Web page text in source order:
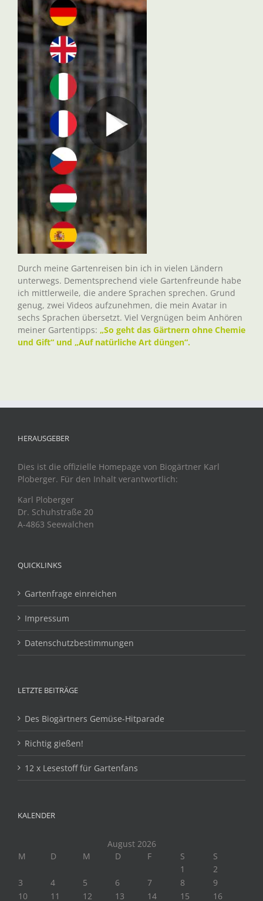
Durch meine Gartenreisen bin ich in vielen Ländern
unterwegs. Dementsprechend viele Gartenfreunde habe
ich mittlerweile, die andere Sprachen sprechen. Grund
genug, zwei Videos aufzunehmen, die mein Avatar in
sechs Sprachen übersetzt. Viel Vergnügen beim Anhören
meiner Gartentipps: „So geht das Gärtnern ohne Chemie
und Gift“ und „Auf natürliche Art düngen“.
HERAUSGEBER
Dies ist die offizielle Homepage von Biogärtner Karl
Ploberger. Für den Inhalt verantwortlich:
Karl Ploberger
Dr. Schuhstraße 20
A-4863 Seewalchen
QUICKLINKS
Gartenfrage einreichen
Impressum
Datenschutzbestimmungen
LETZTE BEITRÄGE
Des Biogärtners Gemüse-Hitparade
Richtig gießen!
12 x Lesestoff für Gartenfans
KALENDER
August 2026
M
D M D F S
S
1
2
3
4 5 6 7 8
9
10
11 12 13 14 15 16